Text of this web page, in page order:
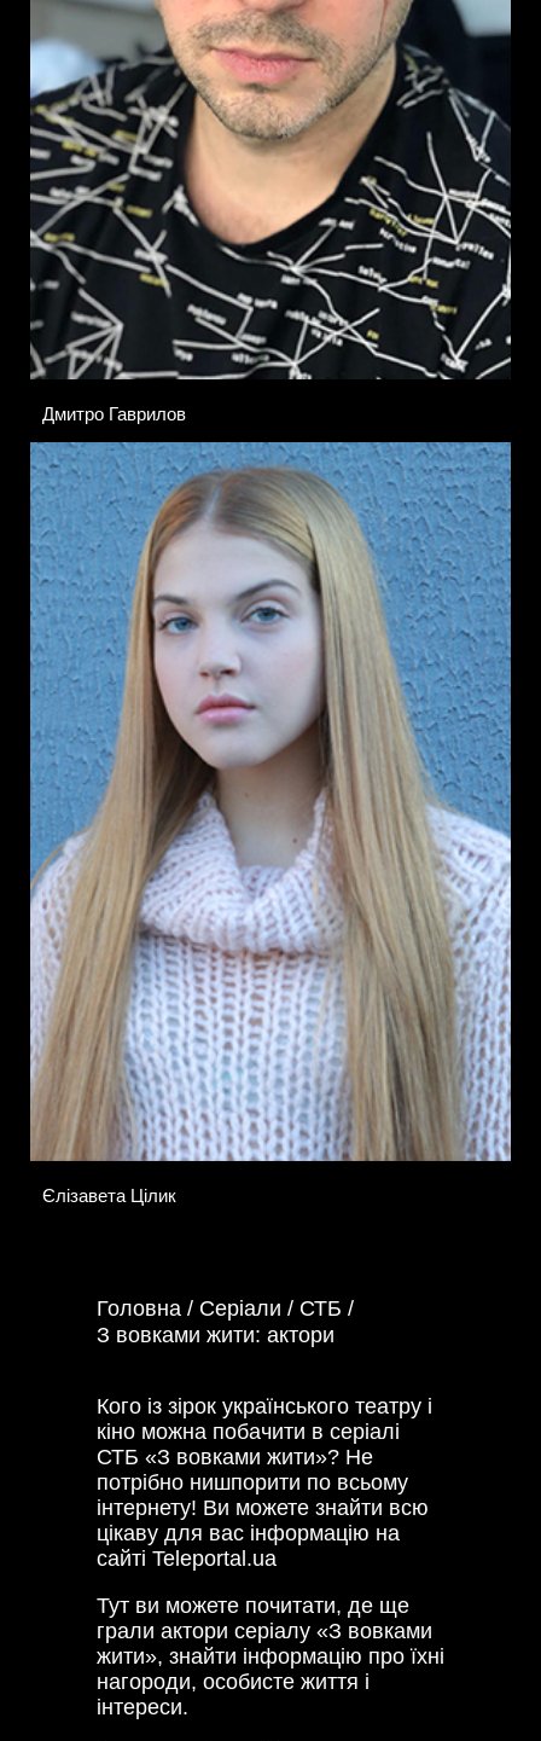
Дмитро Гаврилов
Єлізавета Цілик
Головна / Серіали / СТБ /
З вовками жити: актори
Кого із зірок українського театру і
кіно можна побачити в серіалі
СТБ «З вовками жити»? Не
потрібно нишпорити по всьому
інтернету! Ви можете знайти всю
цікаву для вас інформацію на
сайті Teleportal.ua
Тут ви можете почитати, де ще
грали актори серіалу «З вовками
жити», знайти інформацію про їхні
нагороди, особисте життя і
інтереси.